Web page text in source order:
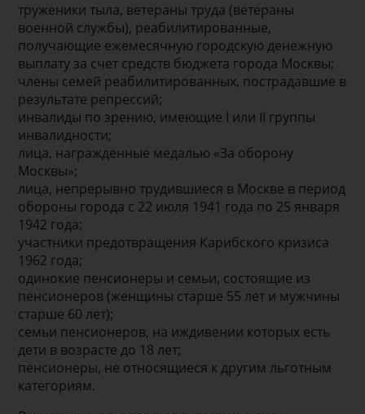
труженики тыла, ветераны труда (ветераны
военной службы), реабилитированные,
получающие ежемесячную городскую денежную
выплату за счет средств бюджета города Москвы;
члены семей реабилитированных, пострадавшие в
результате репрессий;
инвалиды по зрению, имеющие I или II группы
инвалидности;
лица, награжденные медалью «За оборону
Москвы»;
лица, непрерывно трудившиеся в Москве в период
обороны города с 22 июля 1941 года по 25 января
1942 года;
участники предотвращения Карибского кризиса
1962 года;
одинокие пенсионеры и семьи, состоящие из
пенсионеров (женщины старше 55 лет и мужчины
старше 60 лет);
семьи пенсионеров, на иждивении которых есть
дети в возрасте до 18 лет;
пенсионеры, не относящиеся к другим льготным
категориям.